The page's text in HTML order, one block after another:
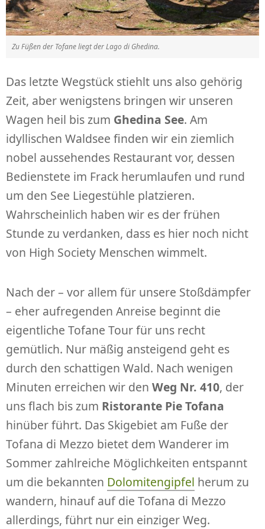
Zu Füßen der Tofane liegt der Lago di Ghedina.
Das letzte Wegstück stiehlt uns also gehörig
Zeit, aber wenigstens bringen wir unseren
Wagen heil bis zum Ghedina See. Am
idyllischen Waldsee finden wir ein ziemlich
nobel aussehendes Restaurant vor, dessen
Bedienstete im Frack herumlaufen und rund
um den See Liegestühle platzieren.
Wahrscheinlich haben wir es der frühen
Stunde zu verdanken, dass es hier noch nicht
von High Society Menschen wimmelt.
Nach der – vor allem für unsere Stoßdämpfer
– eher aufregenden Anreise beginnt die
eigentliche Tofane Tour für uns recht
gemütlich. Nur mäßig ansteigend geht es
durch den schattigen Wald. Nach wenigen
Minuten erreichen wir den Weg Nr. 410, der
uns flach bis zum Ristorante Pie Tofana
hinüber führt. Das Skigebiet am Fuße der
Tofana di Mezzo bietet dem Wanderer im
Sommer zahlreiche Möglichkeiten entspannt
um die bekannten Dolomitengipfel herum zu
wandern, hinauf auf die Tofana di Mezzo
allerdings, führt nur ein einziger Weg.